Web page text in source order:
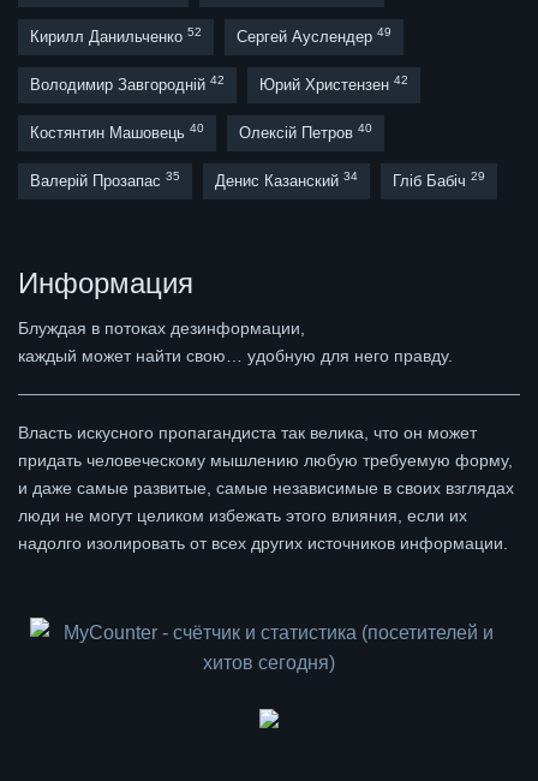
Кирилл Данильченко 52 Сергей Ауслендер 49
Володимир Завгородній 42 Юрий Христензен 42
Костянтин Машовець 40 Олексій Петров 40
Валерій Прозапас 35 Денис Казанский 34 Гліб Бабіч 29
Информация
Блуждая в потоках дезинформации,
каждый может найти свою… удобную для него правду.
Власть искусного пропагандиста так велика, что он может
придать человеческому мышлению любую требуемую форму,
и даже самые развитые, самые независимые в своих взглядах
люди не могут целиком избежать этого влияния, если их
надолго изолировать от всех других источников информации.